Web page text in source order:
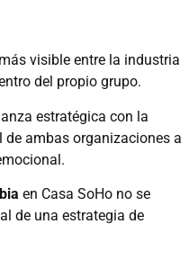
visible entre la industria
del propio grupo.
estratégica con la
ambas organizaciones a
en Casa SoHo no se
de una estrategia de